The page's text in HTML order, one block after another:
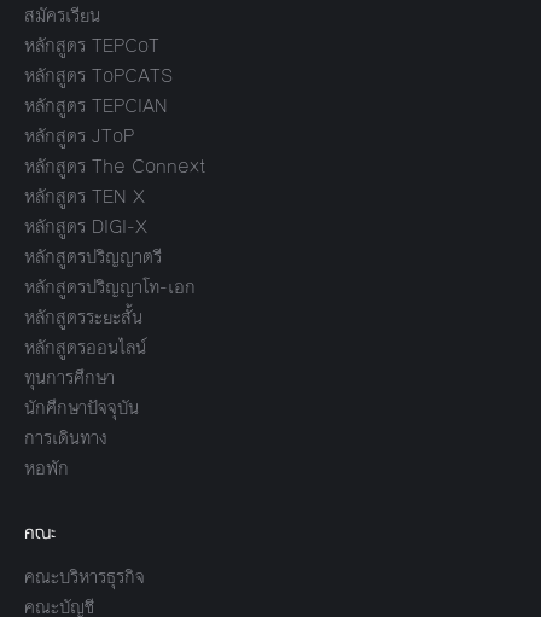
สมัครเรียน
หลักสูตร TEPCoT
หลักสูตร ToPCATS
หลักสูตร TEPCIAN
หลักสูตร JToP
หลักสูตร The Connext
หลักสูตร TEN X
หลักสูตร DIGI-X
หลักสูตรปริญญาตรี
หลักสูตรปริญญาโท-เอก
หลักสูตรระยะสั้น
หลักสูตรออนไลน์
ทุนการศึกษา
นักศึกษาปัจจุบัน
การเดินทาง
หอพัก
คณะ
คณะบริหารธุรกิจ
คณะบัญชี